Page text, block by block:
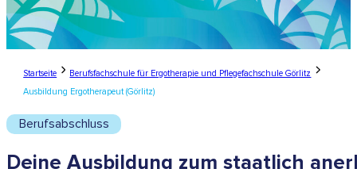
lernen.leben. semper.
Startseite
Berufsfachschule für Ergotherapie und Pflegefachschule Görlitz
Ausbildung Ergotherapeut (Görlitz)
Berufsabschluss
Deine Ausbildung zum staatlich